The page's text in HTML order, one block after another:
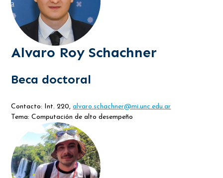
Alvaro Roy Schachner
Beca doctoral
Contacto: Int. 220,alvaro.schachner@mi.unc.edu.ar
Tema: Computación de alto desempeño